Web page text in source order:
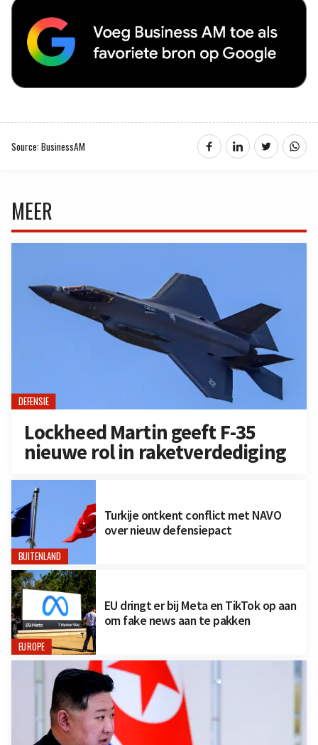
Source: BusinessAM
MEER
DEFENSIE
Lockheed Martin geeft F-35
nieuwe rol in raketverdediging
BUITENLAND
Turkije ontkent conflict met NAVO
over nieuw defensiepact
EUROPE
EU dringt er bij Meta en TikTok op aan
om fake news aan te pakken